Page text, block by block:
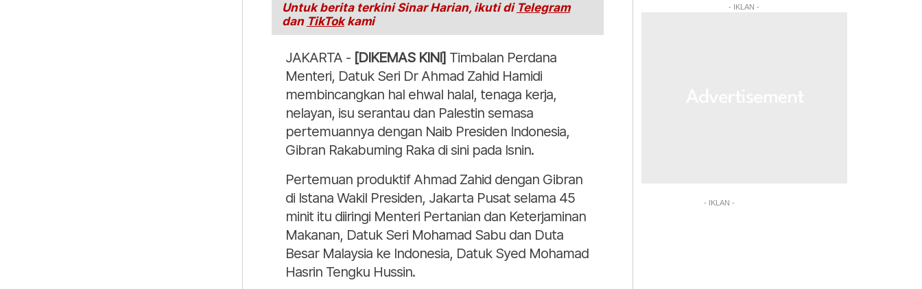
Untuk berita terkini Sinar Harian, ikuti di Telegram
dan TikTokkami
JAKARTA -[DIKEMAS KINI] Timbalan Perdana
Menteri, Datuk Seri Dr Ahmad Zahid Hamidi
membincangkan hal ehwal halal, tenaga kerja,
nelayan, isu serantau dan Palestin semasa
pertemuannya dengan Naib Presiden Indonesia,
Gibran Rakabuming Raka di sini pada Isnin.
Pertemuan produktif Ahmad Zahid dengan Gibran
di Istana Wakil Presiden, Jakarta Pusat selama 45
minit itu diiringi Menteri Pertanian dan Keterjaminan
Makanan, Datuk Seri Mohamad Sabu dan Duta
Besar Malaysia ke Indonesia, Datuk Syed Mohamad
Hasrin Tengku Hussin.
titah Agong
- IKLAN -
- IKLAN -